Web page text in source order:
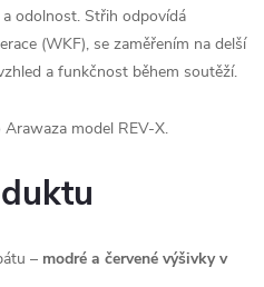
odolnost. Střih odpovídá
(WKF), se zaměřením na delší
a funkčnost během soutěží.
model REV-X.
– modré a červené výšivky v